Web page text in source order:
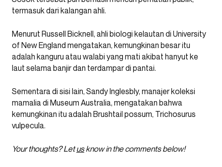
termasuk dari kalangan ahli.
Menurut Russell Bicknell, ahli biologi kelautan di University
of New England mengatakan, kemungkinan besar itu
adalah kanguru atau walabi yang mati akibat hanyut ke
laut selama banjir dan terdampar di pantai.
Sementara di sisi lain, Sandy Inglesbly, manajer koleksi
mamalia di Museum Australia, mengatakan bahwa
kemungkinan itu adalah Brushtail possum, Trichosurus
vulpecula.
Your thoughts? Letusknow in the comments below!